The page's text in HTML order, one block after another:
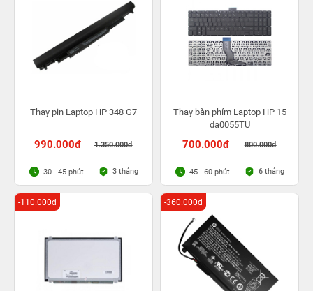
Thay pin Laptop HP 348 G7
990.000đ 1.350.000đ
30 - 45 phút 3 tháng
Thay bàn phím Laptop HP 15
da0055TU
700.000đ 800.000đ
45 - 60 phút 6 tháng
-110.000đ -360.000đ